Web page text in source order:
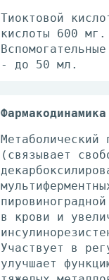
Тиоктовой
кислоты 600 мг.
- до 50 мл.
Фармакодинамика
(связывает
в крови и
Участвует в
улучшает